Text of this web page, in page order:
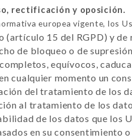
rectificación y oposición.
europea vigente, los
(artículo 15 del RGPD) y
de bloqueo o de
equívocos,
cualquier momento un
del tratamiento de los
al tratamiento de los
de los datos que los
en su consentimiento